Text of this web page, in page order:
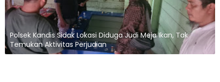
Polsek Kandis Sidak Lokasi Diduga Judi Meja Ikan, Tak
Temukan Aktivitas Perjudian